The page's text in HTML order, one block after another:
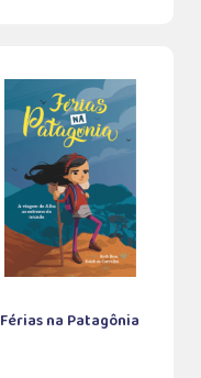
Férias na Patagônia